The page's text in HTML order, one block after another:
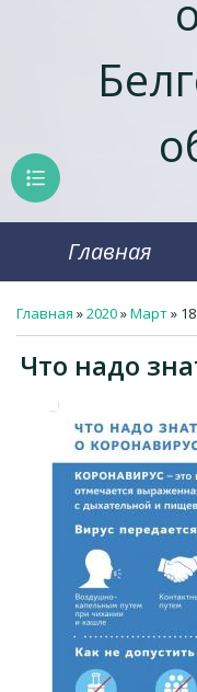
Главная
Главная »2020»Март» 18
Что надо